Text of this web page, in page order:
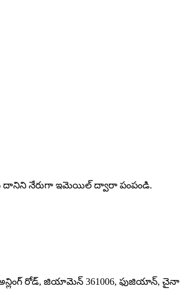
దానిని నేరుగా ఇమెయిల్ ద్వారా పంపండి.
రోడ్, జియామెన్ 361006, ఫుజియాన్, చైనా